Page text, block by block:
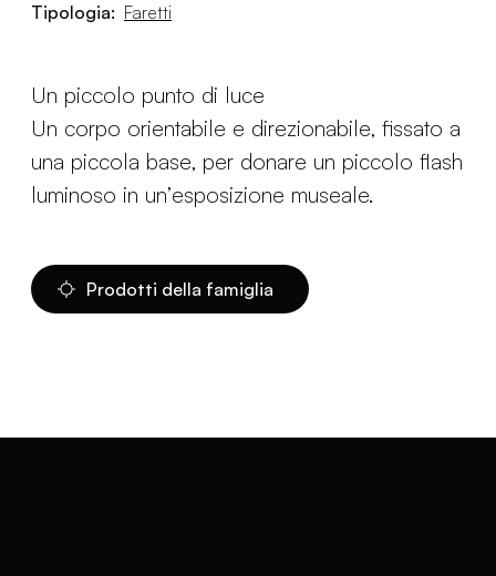
Tipologia: Faretti
Un piccolo punto di luce
Un corpo orientabile e direzionabile, fissato a
una piccola base, per donare un piccolo flash
luminoso in un’esposizione museale.
Prodotti della famiglia